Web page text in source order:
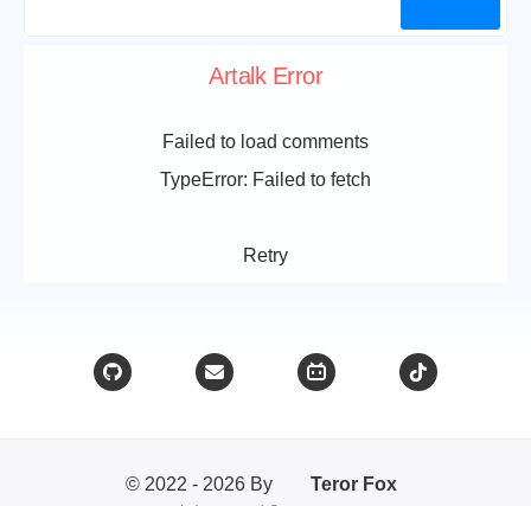
Artalk Error
Failed to load comments
TypeError: Failed to fetch
Retry
© 2022 - 2026 By Teror Fox